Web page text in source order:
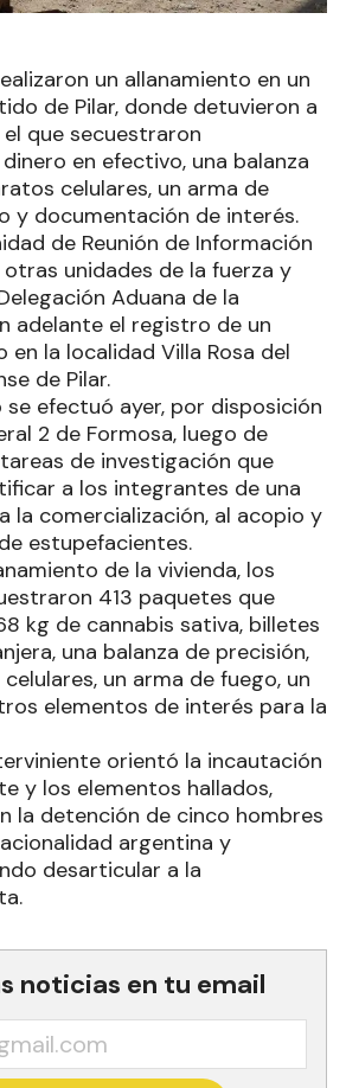
un allanamiento en un
de Pilar, donde detuvieron a
que secuestraron
en efectivo, una balanza
celulares, un arma de
y documentación de interés.
de Reunión de Información
unidades de la fuerza y
Aduana de la
adelante el registro de un
en la localidad Villa Rosa del
de Pilar.
efectuó ayer, por disposición
2 de Formosa, luego de
de investigación que
a los integrantes de una
la comercialización, al acopio y
estupefacientes.
de la vivienda, los
413 paquetes que
kg de cannabis sativa, billetes
una balanza de precisión,
un arma de fuego, un
elementos de interés para la
orientó la incautación
y los elementos hallados,
la detención de cinco hombres
argentina y
desarticular a la
noticias en tu email